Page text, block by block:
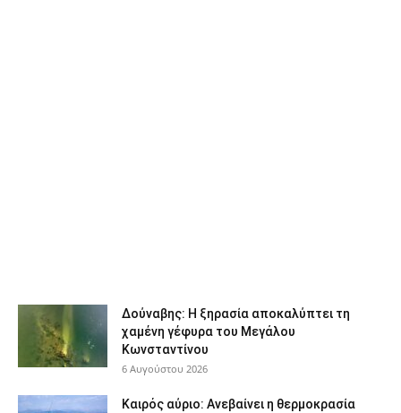
Δούναβης: Η ξηρασία αποκαλύπτει τη
χαμένη γέφυρα του Μεγάλου
Κωνσταντίνου
6 Αυγούστου 2026
Καιρός αύριο: Ανεβαίνει η θερμοκρασία